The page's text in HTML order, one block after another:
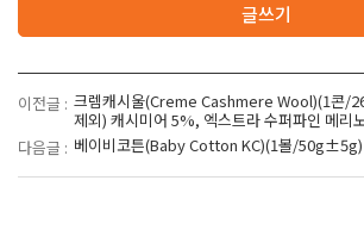
글쓰기
이전글 : 크렘캐시울(Creme Cashmere Wool)(1콘/
제외) 캐시미어 5%, 엑스트라 수퍼파인 메리
다음글 : 베이비코튼(Baby Cotton KC)(1볼/50g±5g)